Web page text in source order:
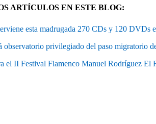
ARTÍCULOS EN ESTE BLOG:
esta madrugada 270 CDs y 120 DVDs
observatorio privilegiado del paso migratorio
el II Festival Flamenco Manuel Rodríguez El